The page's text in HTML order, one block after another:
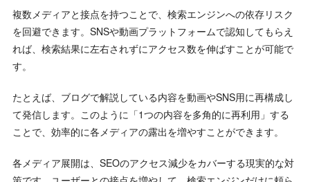
複数メディアと接点を持つことで、検索エンジンへの依存リスク
を回避できます。SNSや動画プラットフォームで認知してもらえ
れば、検索結果に左右されずにアクセス数を伸ばすことが可能で
す。
たとえば、ブログで解説している内容を動画やSNS用に再構成し
て発信します。このように「1つの内容を多角的に再利用」する
ことで、効率的に各メディアの露出を増やすことができます。
各メディア展開は、SEOのアクセス減少をカバーする現実的な対